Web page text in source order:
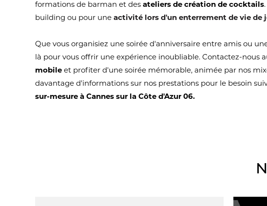
formations de barman et des ateliers de création de cocktails
building ou pour une activité lors d'un enterrement de vie de
Que vous organisiez une soirée d'anniversaire entre amis ou
là pour vous offrir une expérience inoubliable. Contactez-nous
mobile et profiter d'une soirée mémorable, animée par nos
davantage d'informations sur nos prestations pour le besoin
sur-mesure à Cannes sur la Côte d'Azur 06.